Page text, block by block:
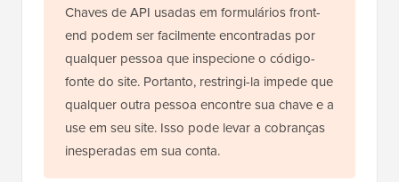
Chaves de API usadas em formulários front-
end podem ser facilmente encontradas por
qualquer pessoa que inspecione o código-
fonte do site. Portanto, restringi-la impede que
qualquer outra pessoa encontre sua chave e a
use em seu site. Isso pode levar a cobranças
inesperadas em sua conta.